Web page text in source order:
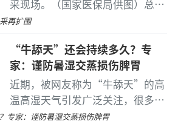
采现场。（国家医保局供图）总量
达555种药品！最新一批国家组织
功采购65种药品，327家企业的
521个产品中选。...[详细]
再扩围
“牛舔天”还会持续多久？专
家：谨防暑湿交蒸损伤脾胃
近期，被网友称为“牛舔天”的高
温高湿天气引发广泛关注，很多人
表示闷热感如同置身蒸笼。
专家：谨防暑湿交蒸损伤脾胃